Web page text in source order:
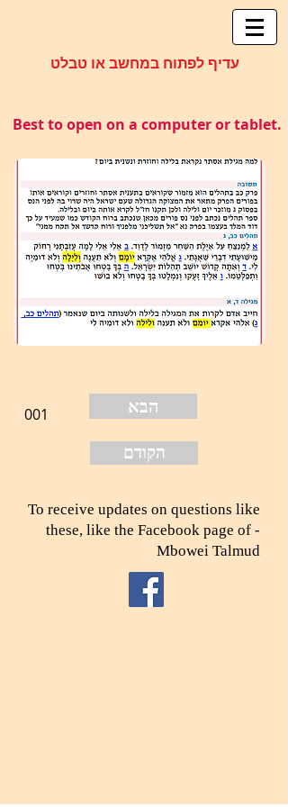
עדיף לפתוח במחשב או טבלט
Best to open on a computer or tablet.
001 הבא
הקודם
To receive updates on questions like
these, like the Facebook page of -
Mbowei Talmud